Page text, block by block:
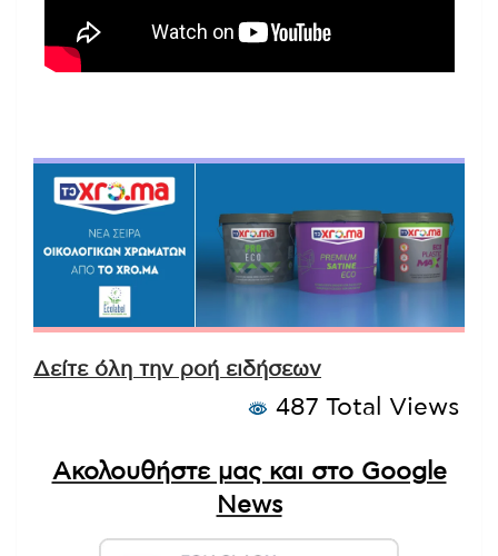
Δείτε όλη την ροή ειδήσεων
487 Total Views
Ακολουθήστε μας και στο Google
News